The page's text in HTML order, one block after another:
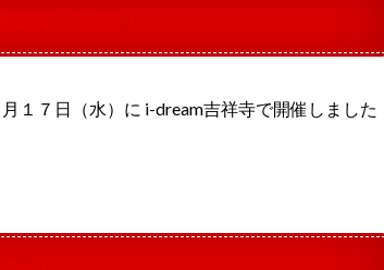
１７日（水）に i-dream吉祥寺で開催しました